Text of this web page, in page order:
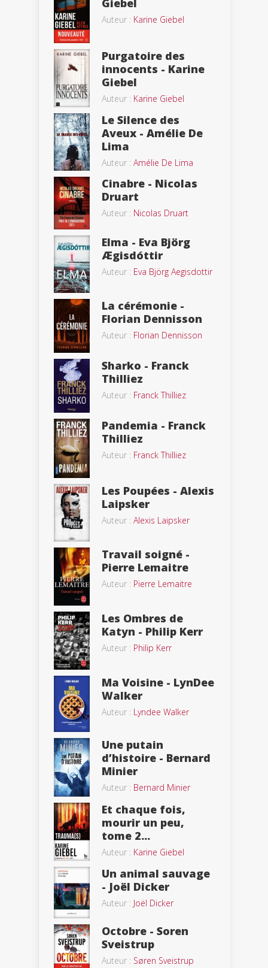
Giebel
Auteur : Karine Giebel
Purgatoire des
innocents - Karine
Giebel
Auteur : Karine Giebel
Le Silence des
Aveux - Amélie De
Lima
Auteur : Amélie De Lima
Cinabre - Nicolas
Druart
Auteur : Nicolas Druart
Elma - Eva Björg
Ægisdóttir
Auteur : Eva Björg Aegisdottir
La cérémonie -
Florian Dennisson
Auteur : Florian Dennisson
Sharko - Franck
Thilliez
Auteur : Franck Thilliez
Pandemia - Franck
Thilliez
Auteur : Franck Thilliez
Les Poupées - Alexis
Laipsker
Auteur : Alexis Laipsker
Travail soigné -
Pierre Lemaitre
Auteur : Pierre Lemaitre
Les Ombres de
Katyn - Philip Kerr
Auteur : Philip Kerr
Ma Voisine - LynDee
Walker
Auteur : Lyndee Walker
Une putain
d’histoire - Bernard
Minier
Auteur : Bernard Minier
Et chaque fois,
mourir un peu,
tome 2...
Auteur : Karine Giebel
Un animal sauvage
- Joël Dicker
Auteur : Joël Dicker
Octobre - Soren
Sveistrup
Auteur : Søren Sveistrup